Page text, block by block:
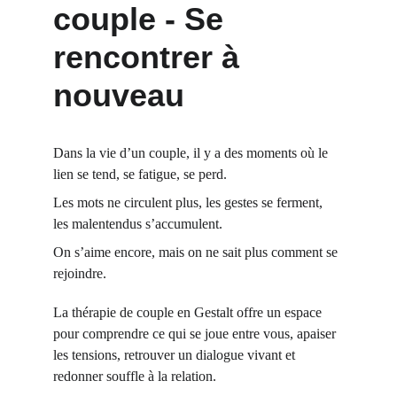
couple - Se
rencontrer à
nouveau
Dans la vie d’un couple, il y a des moments où le
lien se tend, se fatigue, se perd.
Les mots ne circulent plus, les gestes se ferment,
les malentendus s’accumulent.
On s’aime encore, mais on ne sait plus comment se
rejoindre.
La thérapie de couple en Gestalt offre un espace
pour comprendre ce qui se joue entre vous, apaiser
les tensions, retrouver un dialogue vivant et
redonner souffle à la relation.